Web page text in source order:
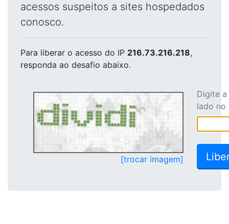
acessos suspeitos a sites hospedados
conosco.
Para liberar o acesso do IP 216.73.216.218,
responda ao desafio abaixo.
[trocar imagem]
Digite
lado no